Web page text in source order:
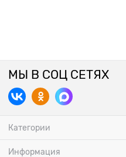
МЫ В СОЦ СЕТЯХ
Категории
Информация